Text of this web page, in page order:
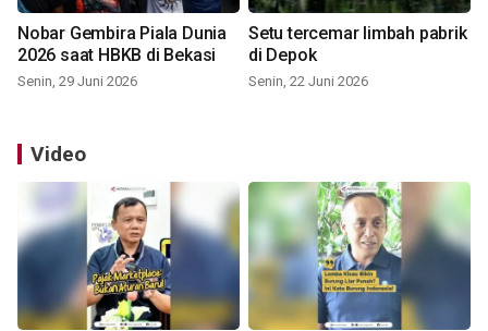
Nobar Gembira Piala Dunia
2026 saat HBKB di Bekasi
Senin, 29 Juni 2026
Setu tercemar limbah pabrik
di Depok
Senin, 22 Juni 2026
Video